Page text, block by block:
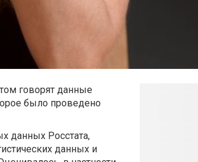
говорят данные
было проведено
данных Росстата,
данных и